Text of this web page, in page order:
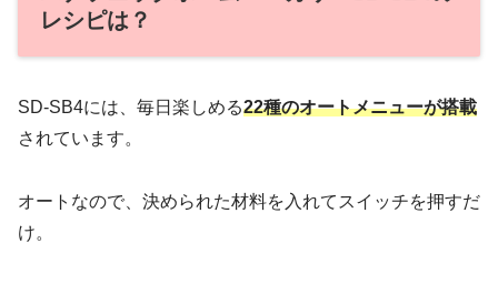
レシピは？
SD-SB4には、毎日楽しめる22種のオートメニューが搭載
されています。
オートなので、決められた材料を入れてスイッチを押すだ
け。